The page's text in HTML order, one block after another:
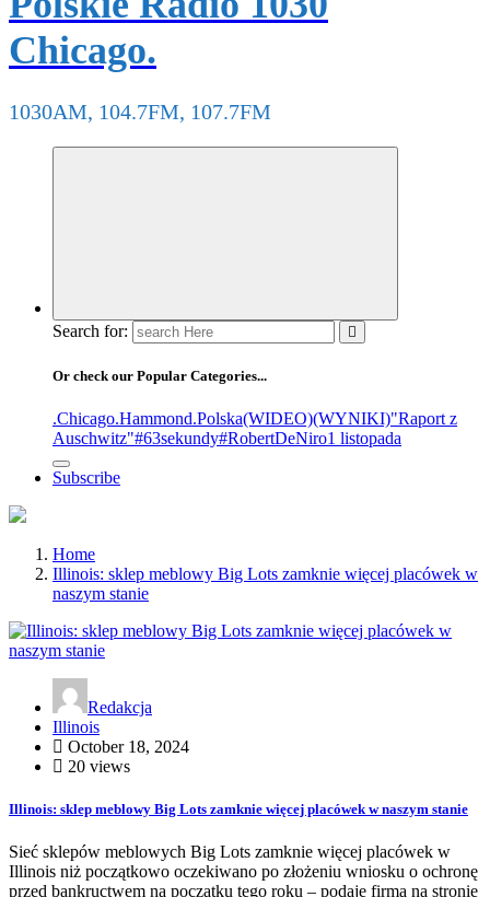
Chicago.
1030AM, 104.7FM, 107.7FM
Search for:
Or check our Popular Categories...
.Chicago.Hammond.Polska(WIDEO)(WYNIKI)"Raport z
Auschwitz"#63sekundy#RobertDeNiro1 listopada
Subscribe
Home
Illinois: sklep meblowy Big Lots zamknie więcej placówek w
naszym stanie
Redakcja
Illinois
October 18, 2024
20 views
Illinois: sklep meblowy Big Lots zamknie więcej placówek w naszym stanie
Sieć sklepów meblowych Big Lots zamknie więcej placówek w
Illinois niż początkowo oczekiwano po złożeniu wniosku o ochronę
przed bankructwem na początku tego roku – podaje firma na stronie